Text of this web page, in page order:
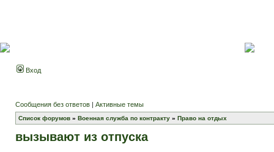
Вход
Сообщения без ответов | Активные темы
Список форумов » Военная служба по контракту » Право на отдых
вызывают из отпуска